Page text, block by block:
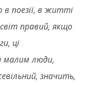
в поезії, в житті
правий, якщо
ці
малим люди,
значить,